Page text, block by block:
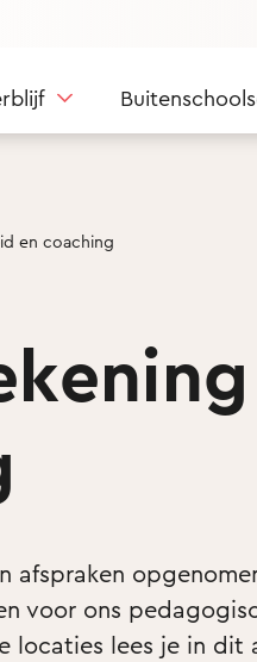
en coaching
afspraken
voor ons
locaties lees je in dit